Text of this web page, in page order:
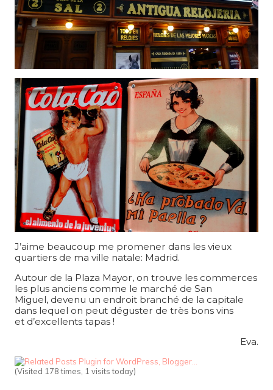
J’aime beaucoup me promener dans les vieux
quartiers de ma ville natale: Madrid.
Autour de la Plaza Mayor, on trouve les commerces
les plus anciens comme le marché de San
Miguel, devenu un endroit branché de la capitale
dans lequel on peut déguster de très bons vins
et d’excellents tapas !
Eva.
(Visited 178 times, 1 visits today)